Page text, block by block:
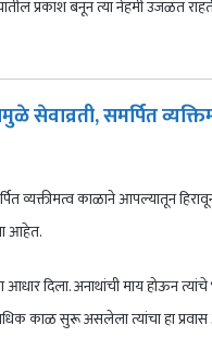
प्रकाश बनून त्या नेहमी उजळत
समर्पित
व्यक्तीमत्व काळाने आपल्यातून
आहेत.
दिला. अनाथांची माय होऊन
काळ सुरू असलेला त्यांचा हा